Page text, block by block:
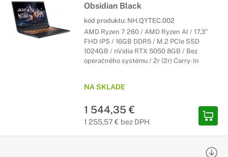
Obsidian Black
kód produktu: NH.QYTEC.002
AMD Ryzen 7 260 / AMD Ryzen AI / 17,3"
FHD IPS / 16GB DDR5 / M.2 PCIe SSD
1024GB / nVidia RTX 5050 8GB / Bez
operačného systému / 2r (2r) Carry-In
NA SKLADE
1 544,35 €
1 255,57 € bez DPH